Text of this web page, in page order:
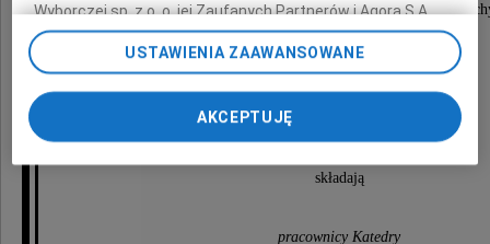
wyrazy głębokiego współczucia oraz słowa
składają
pracownicy Katedry
Wyborczej sp. z o. o. jej Zaufanych Partnerów i Agora S.A.
na Twoim urządzeniu końcowym. Możesz też w każdej
chwili zmienić swoje preferencje dot. plików cookie,
ponownie wywołując narzędzie do zarządzania Twoimi
preferencjami dot. przetwarzania danych poprzez
odnośnik „Ustawienia prywatności” w stopce serwisu i
przechodząc do sekcji „Ustawienia zaawansowane”.
Zmiana ustawień plików cookie możliwa jest także za
My, nasi Zaufani Partnerzy i Agora S.A. możemy
USTAWIENIA ZAAWANSOWANE
AKCEPTUJĘ